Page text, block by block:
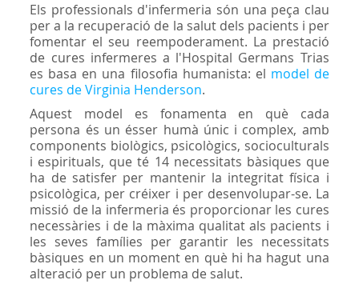
Els professionals d'infermeria són una peça clau
per a la recuperació de la salut dels pacients i per
fomentar el seu reempoderament. La prestació
de cures infermeres a l'Hospital Germans Trias
es basa en una filosofia humanista: el model de
cures de Virginia Henderson.
Aquest model es fonamenta en què cada
persona és un ésser humà únic i complex, amb
components biològics, psicològics, socioculturals
i espirituals, que té 14 necessitats bàsiques que
ha de satisfer per mantenir la integritat física i
psicològica, per créixer i per desenvolupar-se. La
missió de la infermeria és proporcionar les cures
necessàries i de la màxima qualitat als pacients i
les seves famílies per garantir les necessitats
bàsiques en un moment en què hi ha hagut una
alteració per un problema de salut.